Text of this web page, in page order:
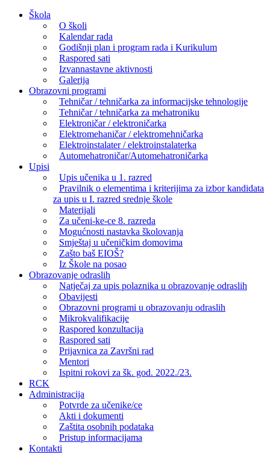
Skip
Škola
O školi
Kalendar rada
Godišnji plan i program rada i Kurikulum
Raspored sati
Izvannastavne aktivnosti
Galerija
Obrazovni programi
Tehničar / tehničarka za informacijske tehnologije
Tehničar / tehničarka za mehatroniku
Elektroničar / elektroničarka
Elektromehaničar / elektromehničarka
Elektroinstalater / elektroinstalaterka
Automehatroničar/Automehatroničarka
Upisi
Upis učenika u 1. razred
Pravilnik o elementima i kriterijima za izbor kandidata
za upis u I. razred srednje škole
Materijali
Za učeni-ke-ce 8. razreda
Mogućnosti nastavka školovanja
Smještaj u učeničkim domovima
Zašto baš EIOŠ?
Iz Škole na posao
Obrazovanje odraslih
Natječaj za upis polaznika u obrazovanje odraslih
Obavijesti
Obrazovni programi u obrazovanju odraslih
Mikrokvalifikacije
Raspored konzultacija
Raspored sati
Prijavnica za Završni rad
Mentori
Ispitni rokovi za šk. god. 2022./23.
RCK
Administracija
Potvrde za učenike/ce
Akti i dokumenti
Zaštita osobnih podataka
Pristup informacijama
Kontakti